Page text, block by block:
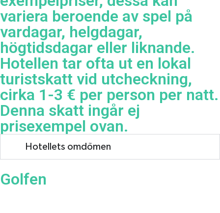
variera beroende av spel på
vardagar, helgdagar,
högtidsdagar eller liknande.
Hotellen tar ofta ut en lokal
turistskatt vid utcheckning,
cirka 1-3 € per person per natt.
Denna skatt ingår ej
prisexempel ovan.
Hotellets omdömen
Golfen